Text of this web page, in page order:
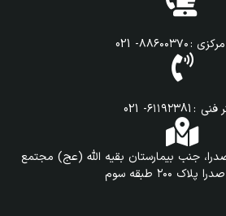
۸۸۶۰۰۳۷۰- 021
۶۱۱۹۲۳81- 021
جنب بیمارستان بقیه الله (عج) مجتمع
۲۰۰ طبقه سوم